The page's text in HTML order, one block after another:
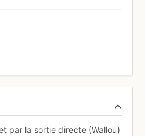
par la sortie directe (Wallou)